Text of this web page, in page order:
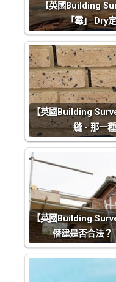
【英國Building
「霉」 Dry
【英國Building
縫 - 那一
【英國Building
僭建是否合法？